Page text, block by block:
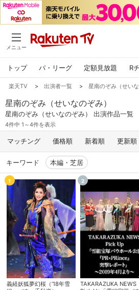
メニュー
トップ パ・リーグ 定額見放題 R
楽天TV > 出演者一覧 > 星南のぞみ（せいな
星南のぞみ（せいなのぞみ）
星南のぞみ（せいなのぞみ） 出演作品一覧
4件中 1～4件を表示
マッチング 価格順 新着順 更新順
キーワード 本編・芝居
1
義経妖狐夢幻桜（’18年雪
2
TAKARAZUKA NEWS